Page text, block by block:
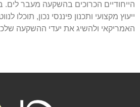
הייחודיים הכרוכים בהשקעה מעבר
ייעוץ מקצועי ותכנון פיננסי נכון, תוכלו
האמריקאי ולהשיג את יעדי ההשקעה